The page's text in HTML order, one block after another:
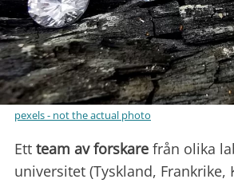
pexels - not the actual photo
Ett team av forskare från olika
universitet (Tyskland, Frankrike,